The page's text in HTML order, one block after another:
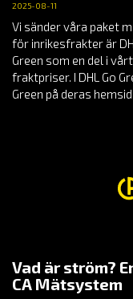
2025-08-11
Vi sänder våra paket
för inrikesfrakter är
Green som en del i
fraktpriser. I DHL Go
Green på deras
Vad är ström?
CA Mätsystem